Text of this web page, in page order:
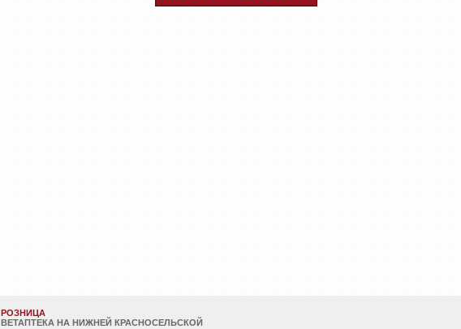
РОЗНИЦА
ВЕТАПТЕКА НА НИЖНЕЙ КРАСНОСЕЛЬСКОЙ